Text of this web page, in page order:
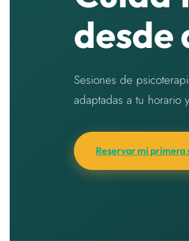
desde
Sesiones de
adaptadas a tu horario
Reservar mi primera